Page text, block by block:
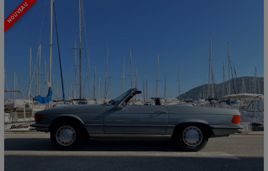
NOUVEAU